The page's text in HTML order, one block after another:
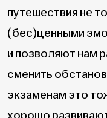
путешествия не
(бес)ценными
и позволяют нам
сменить
экзаменам это
хорошо